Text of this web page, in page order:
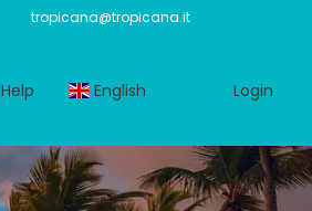
tropicana@tropicana.it
Help English Login